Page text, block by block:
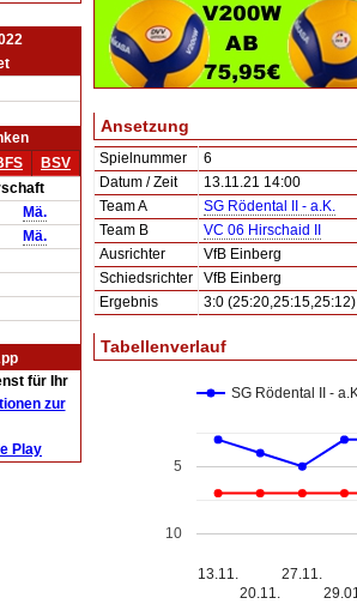
BSV
Mä.
Mä.
für Ihr
zur
Ansetzung
Spielnummer
6
Datum / Zeit
13.11.21 14:00
Team A
SG Rödental II - a.K.
Team B
VC 06 Hirschaid II
Ausrichter
VfB Einberg
Schiedsrichter
VfB Einberg
Ergebnis
3:0 (25:20,25:15,25:12)
Tabellenverlauf
SG Rödental II -
13.11.
20.11.
27.11.
5
10